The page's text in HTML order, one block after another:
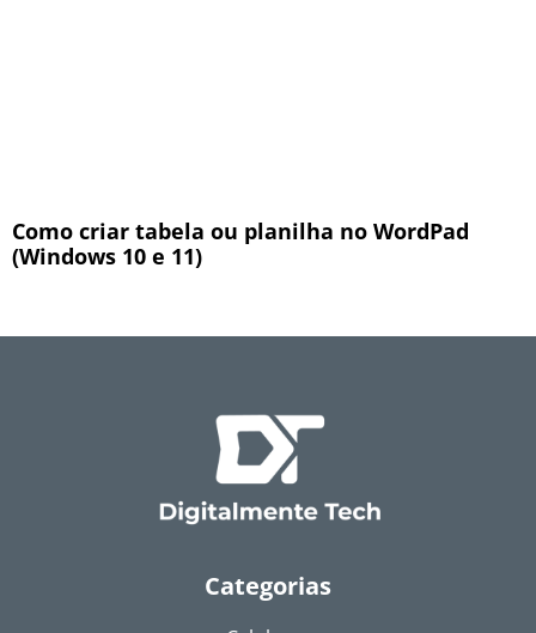
Como criar tabela ou planilha no WordPad
(Windows 10 e 11)
Categorias